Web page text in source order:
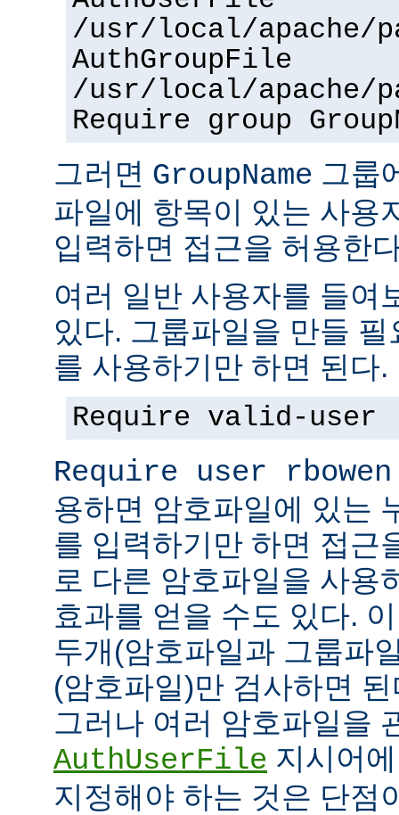
/usr/local/apache/
AuthGroupFile
/usr/local/apache/
Require group
그러면 GroupName 그룹
파일에 항목이 있는 사용
입력하면 접근을 허용한
여러 일반 사용자를 들여
있다. 그룹파일을 만들
를 사용하기만 하면 된다.
Require valid-user
Require user rbowen
용하면 암호파일에 있는
를 입력하기만 하면 접근
로 다른 암호파일을 사용
효과를 얻을 수도 있다.
두개(암호파일과 그룹파
(암호파일)만 검사하면
그러나 여러 암호파일을
AuthUserFile 지시어
지정해야 하는 것은 단점